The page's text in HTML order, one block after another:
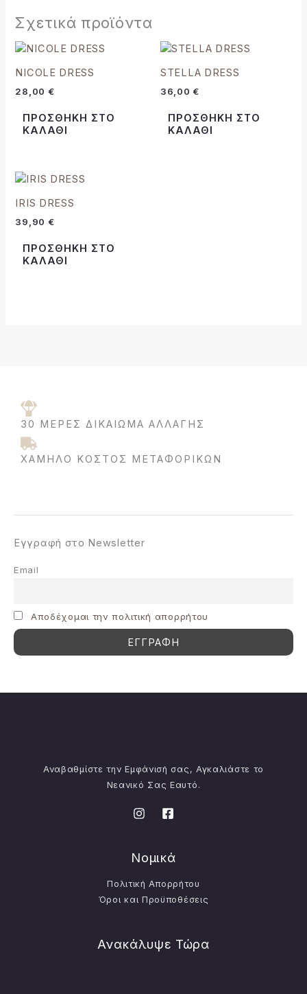
Σχετικά προϊόντα
NICOLE DRESS
28,00 €
ΠΡΟΣΘΉΚΗ ΣΤΟ
ΚΑΛΆΘΙ
STELLA DRESS
36,00 €
ΠΡΟΣΘΉΚΗ ΣΤΟ
ΚΑΛΆΘΙ
IRIS DRESS
39,90 €
ΠΡΟΣΘΉΚΗ ΣΤΟ
ΚΑΛΆΘΙ
30 ΜΈΡΕΣ ΔΙΚΑΊΩΜΑ ΑΛΛΑΓΉΣ
ΧΑΜΗΛΌ ΚΌΣΤΟΣ ΜΕΤΑΦΟΡΙΚΩΝ
Εγγραφή στο Newsletter
Email
Aποδέχομαι την πολιτική απορρήτου
Αναβαθμίστε την Εμφάνισή σας, Αγκαλιάστε το
Νεανικό Σας Εαυτό.
Νομικά
Πολιτική Απορρήτου
Όροι και Προϋποθέσεις
Ανακάλυψε Τώρα